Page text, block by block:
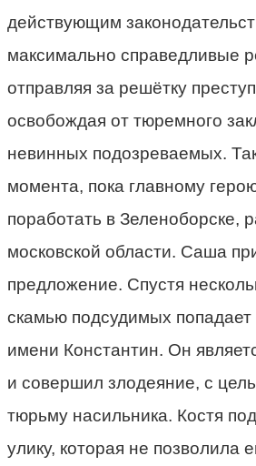
действующим
максимально справедливые
отправляя за решётку
освобождая от тюремного
невинных подозреваемых.
момента, пока главному
поработать в Зеленоборске,
московской области. Саша
предложение. Спустя
скамью подсудимых
имени Константин. Он
и совершил злодеяние, с
тюрьму насильника. Костя
улику, которая не позволила